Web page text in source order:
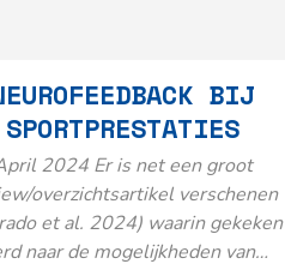
BIJ
SPORTPRESTATIES
2024 Er is net een groot
overzichtsartikel verschenen
et al. 2024) waarin gekeken
naar de mogelijkheden van…